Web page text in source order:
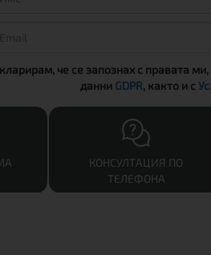
че се запознах с правата ми,
данни GDPR, както и с
КОНСУЛТАЦИЯ ПО
ТЕЛЕФОНА